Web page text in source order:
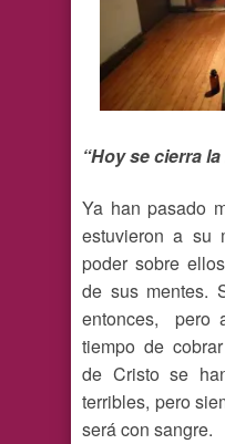
“Hoy se cierra
Ya han pasado
estuvieron a su
poder sobre
de sus mentes.
entonces,
pero
tiempo de
de Cristo se
terribles, pero
será con sangre.